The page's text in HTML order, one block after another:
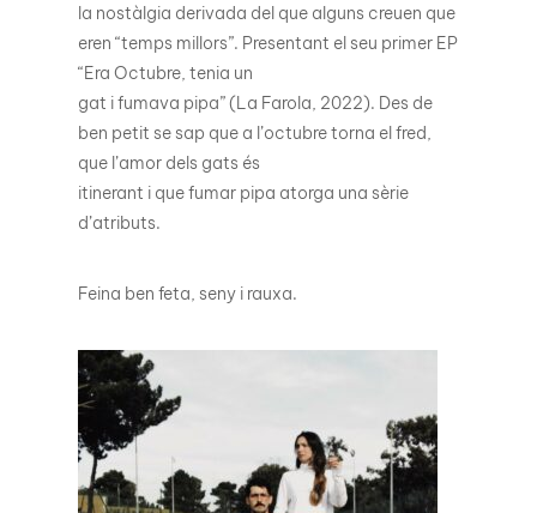
la nostàlgia derivada del que alguns creuen que
eren “temps millors”. Presentant el seu primer EP
“Era Octubre, tenia un
gat i fumava pipa” (La Farola, 2022). Des de
ben petit se sap que a l’octubre torna el fred,
que l’amor dels gats és
itinerant i que fumar pipa atorga una sèrie
d’atributs.
Feina ben feta, seny i rauxa.